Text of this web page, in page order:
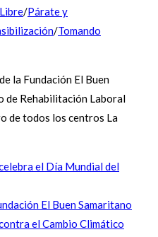
/Párate y
/Tomando
la Fundación El Buen
de Rehabilitación Laboral
de todos los centros La
el Día Mundial del